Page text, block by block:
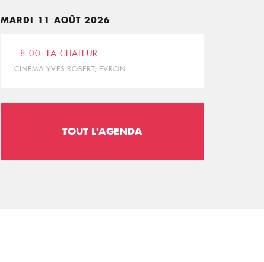
MARDI 11 AOÛT 2026
18:00 LA CHALEUR
CINÉMA YVES ROBERT, EVRON
TOUT L'AGENDA